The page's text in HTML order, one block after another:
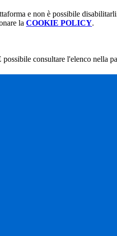
e non è possibile
la COOKIE POLICY.
consultare l'elenco nella